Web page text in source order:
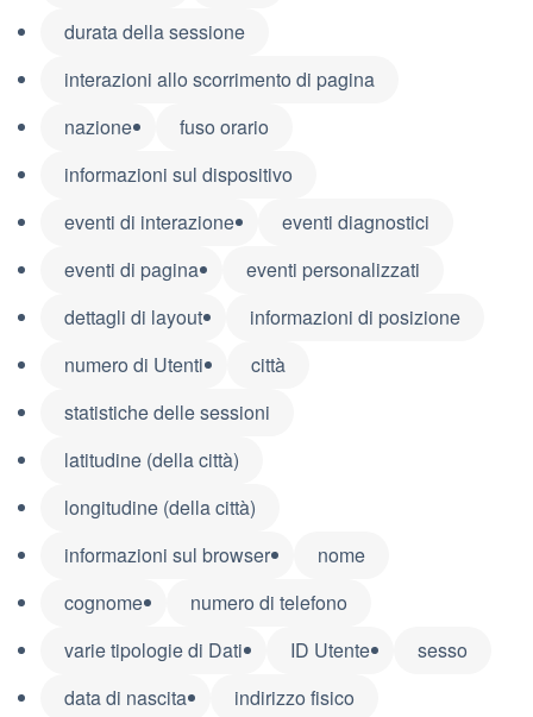
durata della sessione
interazioni allo scorrimento di pagina
nazione
fuso orario
informazioni sul dispositivo
eventi di interazione
eventi diagnostici
eventi di pagina
eventi personalizzati
dettagli di layout
informazioni di posizione
numero di Utenti
città
statistiche delle sessioni
latitudine (della città)
longitudine (della città)
informazioni sul browser
nome
cognome
numero di telefono
varie tipologie di Dati
ID Utente
sesso
data di nascita
indirizzo fisico